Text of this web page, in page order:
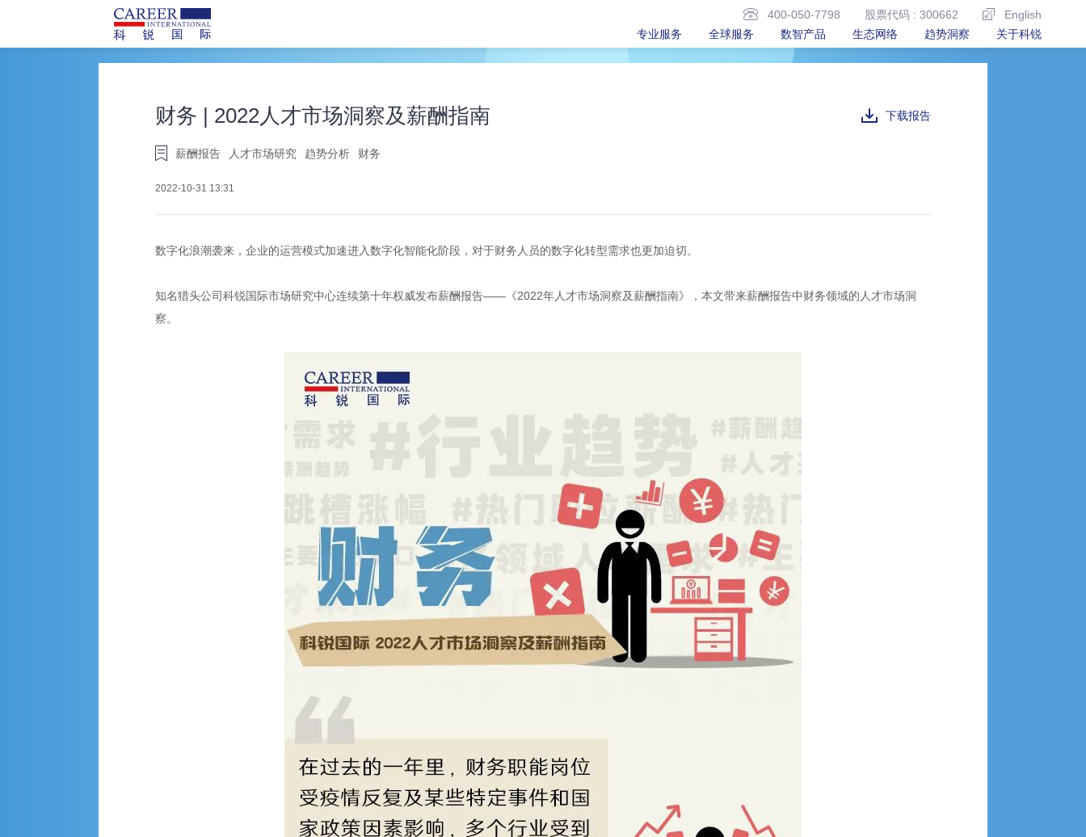
400-050-7798 股票代码 : 300662
English
专业服务
全球服务 数智产品 生态网络 趋势洞察 关于科锐
财务 | 2022人才市场洞察及薪酬指南 下载报告
薪酬报告 人才市场研究 趋势分析 财务
2022-10-31 13:31
数字化浪潮袭来，企业的运营模式加速进入数字化智能化阶段，对于财务人员的数字化转型需求也更加迫切。
知名猎头公司科锐国际市场研究中心连续第十年权威发布薪酬报告——《2022年人才市场洞察及薪酬指南》，本文带来薪酬报告中财务领域的人才市场洞
察。